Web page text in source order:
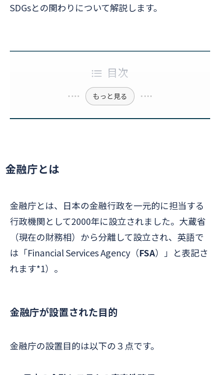
SDGsとの関わりについて解説します。
目次
もっと見る
金融庁とは
金融庁とは、日本の金融行政を一元的に担当する
行政機関として2000年に設立されました。 大蔵省
（現在の財務相）から分離して設立され、英語で
は「Financial Services Agency（FSA）」と表記さ
れます*1）。
金融庁が設置された目的
金融庁の設置目的は以下の３点です。